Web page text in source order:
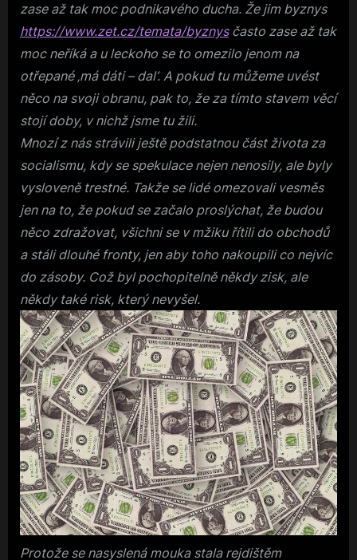
zase až tak moc podnikavého ducha. Že jim byznys
https://www.zet.cz/temata/byznysčasto zase až tak
moc neříká a u leckoho se to omezilo jenom na
otřepané ‚má dáti – dal‘. A pokud tu můžeme uvést
něco na svoji obranu, pak to, že za tímto stavem věcí
stojí doby, v nichž jsme tu žili.
Mnozí z nás strávili ještě podstatnou část života za
socialismu, kdy se spekulace nejen nenosily, ale byly
vysloveně trestné. Takže se lidé omezovali vesměs
jen na to, že pokud se začalo proslýchat, že budou
něco zdražovat, všichni se v mžiku řítili do obchodů
a stáli dlouhé fronty, jen aby toho nakoupili co nejvíc
do zásoby. Což byl pochopitelně někdy zisk, ale
někdy také risk, který nevyšel.
Protože se nasyslená mouka stala rejdištěm